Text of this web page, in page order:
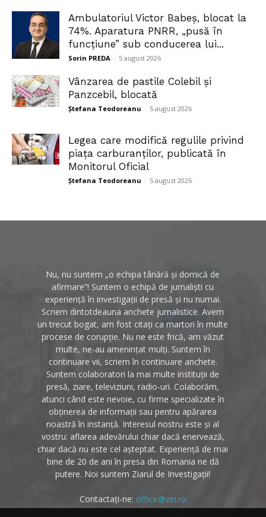
Ambulatoriul Victor Babeș, blocat la
74%. Aparatura PNRR, „pusă în
funcțiune” sub conducerea lui...
Sorin PREDA - 5 august 2026
Vânzarea de pastile Colebil și
Panzcebil, blocată
Ștefana Teodoreanu - 5 august 2026
Legea care modifică regulile privind
piața carburanților, publicată în
Monitorul Oficial
Ștefana Teodoreanu - 5 august 2026
Nu, nu suntem „o echipa tânără și dornică de
afirmare”! Suntem o echipă de jurnaliști cu
experiență în investigații de presă și nu numai.
Scriem dintotdeauna anchete jurnalistice. Avem
un trecut bogat, am fost citați ca martori în multe
procese de corupție. Nu ne este frică, am văzut
multe, ne-au amenințat mulți. Suntem în
continuare vii, scriem în continuare anchete.
Suntem colaboratori la mai multe instituții de
presă, ziare, televiziuni, radio-uri. Colaborăm,
atunci când este nevoie, cu firme specializate în
obținerea de informații sau pentru apărarea
noastră în instanță. Interesul nostru este și al
vostru: aflarea adevărului chiar dacă enervează,
chiar dacă nu este cel așteptat. Experiență de mai
bine de 20 de ani în presa din Romania ne dă
putere. Noi suntem Ziarul de Investigații!
Contactați-ne: office@zin.ro